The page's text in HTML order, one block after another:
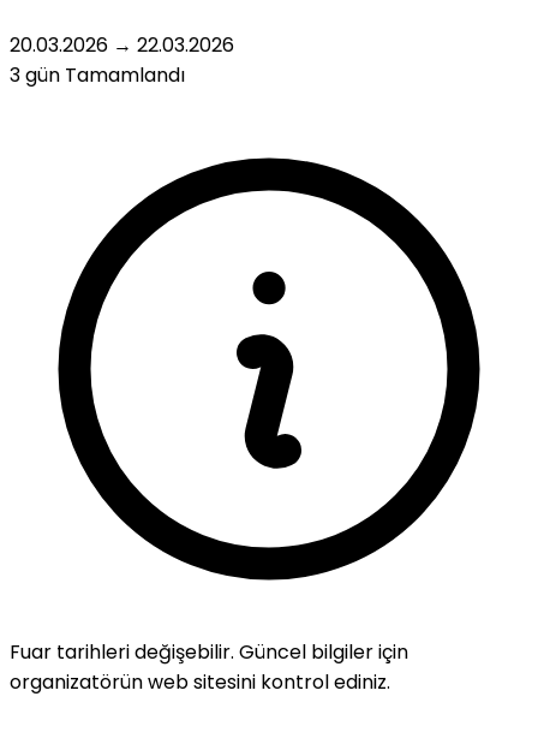
20.03.2026 → 22.03.2026
3 gün Tamamlandı
Fuar tarihleri değişebilir. Güncel bilgiler için
organizatörün web sitesini kontrol ediniz.